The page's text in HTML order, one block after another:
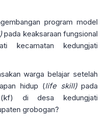
program model
pada keaksaraan fungsional
kecamatan kedungjati
warga belajar setelah
hidup (life skill)pada
(kf) di desa kedungjati
grobogan?